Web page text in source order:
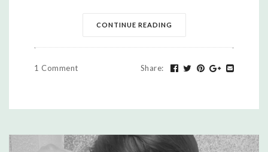
CONTINUE READING
1 Comment Share: